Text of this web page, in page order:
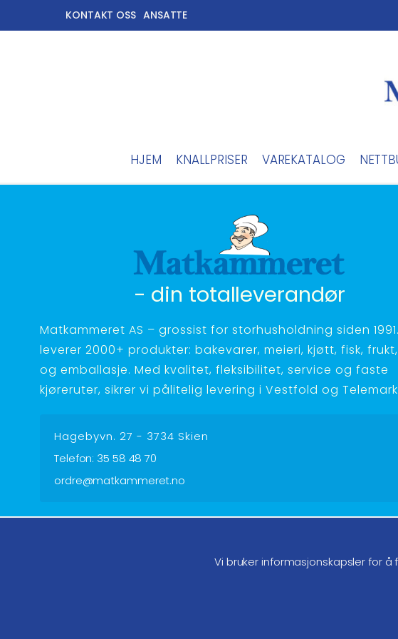
KONTAKT OSS ANSATTE
HJEM KNALLPRISER VAREKATALOG
- din totalleverandør
Matkammeret AS – grossist for storhusholdning siden
leverer 2000+ produkter: bakevarer, meieri, kjøtt, fisk,
og emballasje. Med kvalitet, fleksibilitet, service og faste
kjøreruter, sikrer vi pålitelig levering i Vestfold og
Hagebyvn. 27 - 3734 Skien
Telefon: 35 58 48 70
ordre@matkammeret.no
Vi bruker informasjonskapsler for